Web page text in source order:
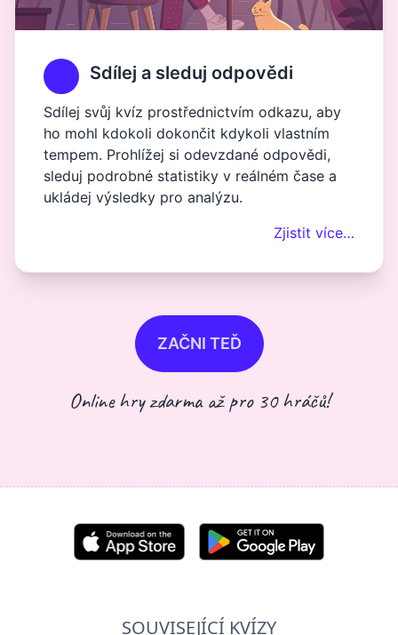
Sdílej a sleduj odpovědi
Sdílej svůj kvíz prostřednictvím odkazu, aby
ho mohl kdokoli dokončit kdykoli vlastním
tempem. Prohlížej si odevzdané odpovědi,
sleduj podrobné statistiky v reálném čase a
ukládej výsledky pro analýzu.
Zjistit více…
ZAČNI TEĎ
Online hry zdarma až pro 30 hráčů!
SOUVISEJÍCÍ KVÍZY